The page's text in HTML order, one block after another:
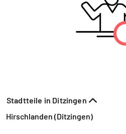
Stadtteile in Ditzingen
Hirschlanden (Ditzingen)